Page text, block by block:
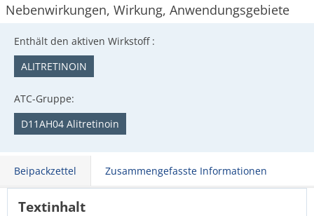
Nebenwirkungen, Wirkung, Anwendungsgebiete
Enthält den aktiven Wirkstoff :
ALITRETINOIN
ATC-Gruppe:
D11AH04 Alitretinoin
Beipackzettel Zusammengefasste Informationen
Textinhalt